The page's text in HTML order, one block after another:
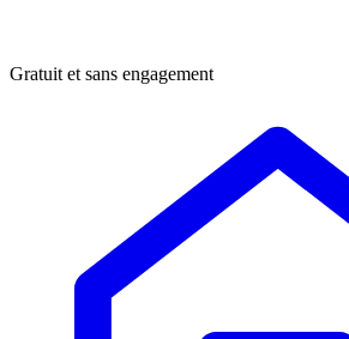
Gratuit et sans engagement